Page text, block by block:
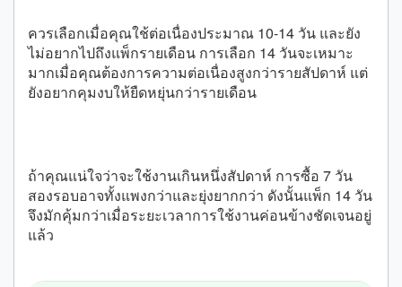
ควรเลือกเมื่อคุณใช้ต่อเนื่องประมาณ 10-14 วัน และยัง
ไม่อยากไปถึงแพ็กรายเดือน การเลือก 14 วันจะเหมาะ
มากเมื่อคุณต้องการความต่อเนื่องสูงกว่ารายสัปดาห์ แต่
ยังอยากคุมงบให้ยืดหยุ่นกว่ารายเดือน
ถ้าคุณแน่ใจว่าจะใช้งานเกินหนึ่งสัปดาห์ การซื้อ 7 วัน
สองรอบอาจทั้งแพงกว่าและยุ่งยากกว่า ดังนั้นแพ็ก 14 วัน
จึงมักคุ้มกว่าเมื่อระยะเวลาการใช้งานค่อนข้างชัดเจนอยู่
แล้ว